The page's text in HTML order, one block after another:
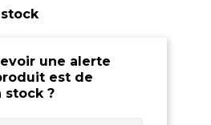
une alerte
est de
stock ?